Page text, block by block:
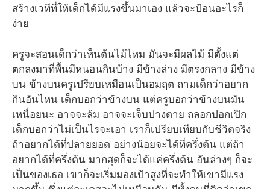
สร้างเวทีที่ให้เด็กได้มีแรงขึ้นมาเอง แล้วจะป้อนอะไรก็
ง่าย
ครูจะสอนเด็กว่าเห็นต้นไม้ไหม มันจะมีผลไม้ มีตั้งแต่
ตกลงมาที่พื้นมีหนอนกินบ้าง มีข้างล่าง มีตรงกลาง มีข้าง
บน ข้างบนครูเปรียบเหมือนเป็นอมฤต ถามเด็กว่าอยาก
กินอันไหน เด็กบอกว่าข้างบน แต่ครูบอกว่าข้างบนมัน
เหนื่อยนะ อาจจะล้ม อาจจะเจ็บปางตาย ถลอกปอกเปิก
เด็กบอกว่าไม่เป็นไรจะเอา เราก็เปรียบเทียบกับชีวิตจริง
ถ้าอยากได้ที่ปลายยอด อย่างน้อยจะได้ที่ครึ่งต้น แต่ถ้า
อยากได้ที่ครึ่งต้น มากสุดก็จะได้แค่ครึ่งต้น อันล่างๆ ก็จะ
เป็นของเธอ เขาก็จะเริ่มมองเป้าสูงที่จะทำให้เขามีแรง